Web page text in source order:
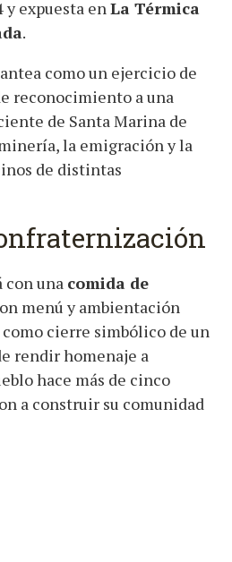
y expuesta enLa Térmica
.
como un ejercicio de
reconocimiento a una
de Santa Marina de
la emigración y la
de distintas
una comida de
menú y ambientación
cierre simbólico de un
rendir homenaje a
hace más de cinco
a construir su comunidad